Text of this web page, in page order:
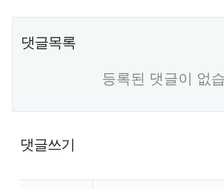
댓글목록
등록된 댓글이 없
댓글쓰기